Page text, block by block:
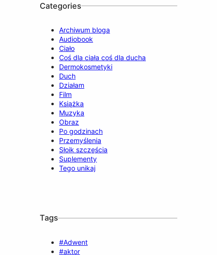
Categories
Archiwum bloga
Audiobook
Ciało
Coś dla ciała coś dla ducha
Dermokosmetyki
Duch
Działam
Film
Książka
Muzyka
Obraz
Po godzinach
Przemyślenia
Słoik szczęścia
Suplementy
Tego unikaj
Tags
#Adwent
#aktor